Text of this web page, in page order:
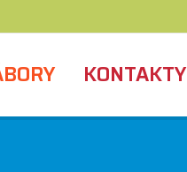
KONTAKTY